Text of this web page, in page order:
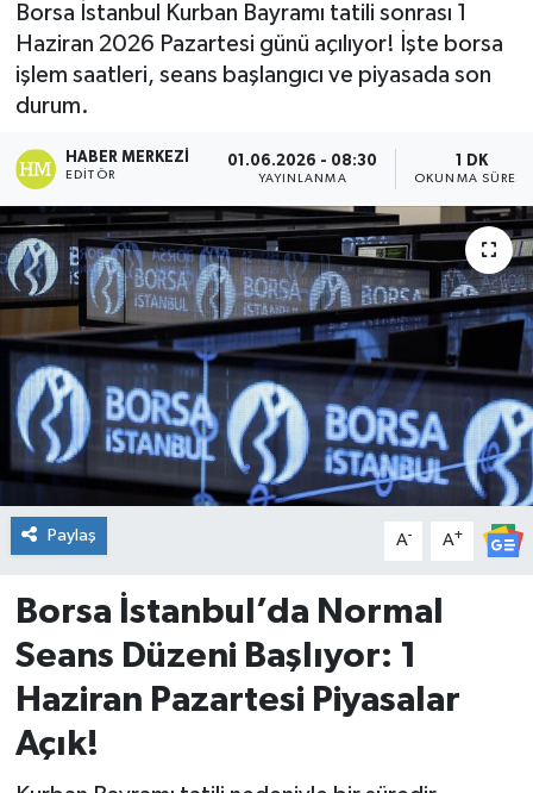
Borsa İstanbul Kurban Bayramı tatili sonrası 1
Haziran 2026 Pazartesi günü açılıyor! İşte borsa
işlem saatleri, seans başlangıcı ve piyasada son
durum.
HABER MERKEZI
EDITÖR
01.06.2026 - 08:30
YAYINLANMA
1 DK
OKUNMA SÜRESI
Paylaş A- A+
Borsa İstanbul’da Normal
Seans Düzeni Başlıyor: 1
Haziran Pazartesi Piyasalar
Açık!
Burhaniye
ÇEVRE
DÜNYA
Dursunbey
Edremit
EĞİTİM
EKONOMİ
Erdek
Gömeç
İvrindi
KENT GÜNDEMİ
Son Dakika Haberleri
Haber Arşivi